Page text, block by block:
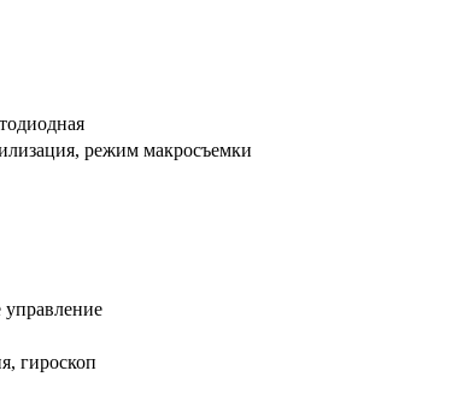
режим макросъемки
управление
гироскоп